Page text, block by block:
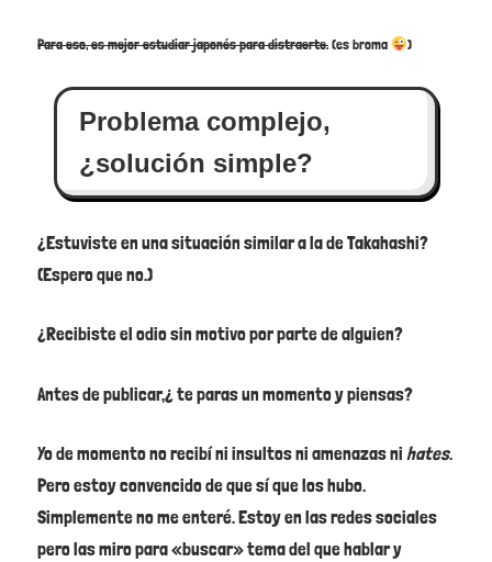
Para eso, es mejor estudiar japonés para distraerte. (es broma )
Problema complejo,
¿solución simple?
¿Estuviste en una situación similar a la de Takahashi?
(Espero que no.)
¿Recibiste el odio sin motivo por parte de alguien?
Antes de publicar,¿ te paras un momento y piensas?
Yo de momento no recibí ni insultos ni amenazas ni hates.
Pero estoy convencido de que sí que los hubo.
Simplemente no me enteré. Estoy en las redes sociales
pero las miro para «buscar» tema del que hablar y